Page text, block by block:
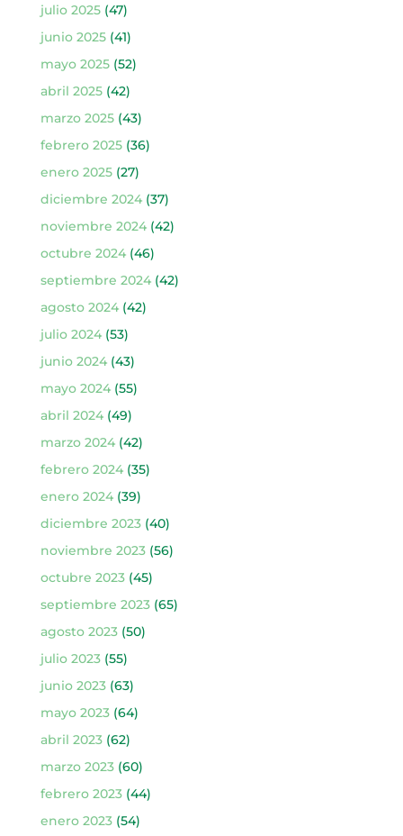
julio 2025(47)
junio 2025(41)
mayo 2025(52)
abril 2025(42)
marzo 2025(43)
febrero 2025(36)
enero 2025(27)
diciembre 2024(37)
noviembre 2024(42)
octubre 2024(46)
septiembre 2024(42)
agosto 2024(42)
julio 2024(53)
junio 2024(43)
mayo 2024(55)
abril 2024(49)
marzo 2024(42)
febrero 2024(35)
enero 2024(39)
diciembre 2023(40)
noviembre 2023(56)
octubre 2023(45)
septiembre 2023(65)
agosto 2023(50)
julio 2023(55)
junio 2023(63)
mayo 2023(64)
abril 2023(62)
marzo 2023(60)
febrero 2023(44)
enero 2023(54)